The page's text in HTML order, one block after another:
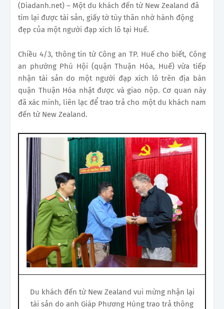
(Diadanh.net) – Một du khách đến từ New Zealand đã
tìm lại được tài sản, giấy tờ tùy thân nhờ hành động
đẹp của một người đạp xích lô tại Huế.
Chiều 4/3, thông tin từ Công an TP. Huế cho biết, Công
an phường Phú Hội (quận Thuận Hóa, Huế) vừa tiếp
nhận tài sản do một người đạp xích lô trên địa bàn
quận Thuận Hóa nhặt được và giao nộp. Cơ quan này
đã xác minh, liên lạc để trao trả cho một du khách nam
đến từ New Zealand.
Du khách đến từ New Zealand vui mừng nhận lại
tài sản do anh Giáp Phương Hùng trao trả thông